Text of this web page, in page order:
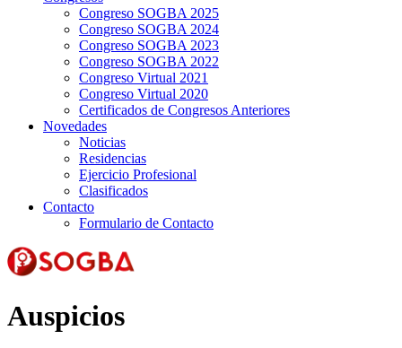
Congreso SOGBA 2025
Congreso SOGBA 2024
Congreso SOGBA 2023
Congreso SOGBA 2022
Congreso Virtual 2021
Congreso Virtual 2020
Certificados de Congresos Anteriores
Novedades
Noticias
Residencias
Ejercicio Profesional
Clasificados
Contacto
Formulario de Contacto
Auspicios